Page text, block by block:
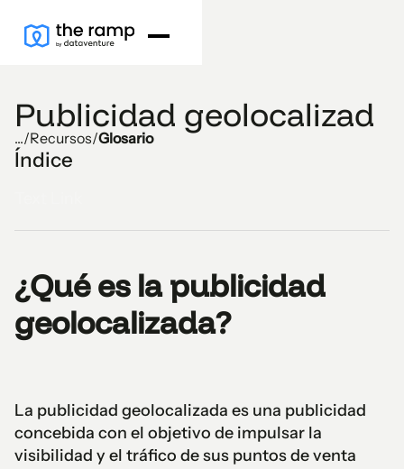
Publicidad geolocalizad
.../Recursos/Glosario
Índice
¿Qué es la publicidad
geolocalizada?
La publicidad geolocalizada es una publicidad
concebida con el objetivo de impulsar la
visibilidad y el tráfico de sus puntos de venta